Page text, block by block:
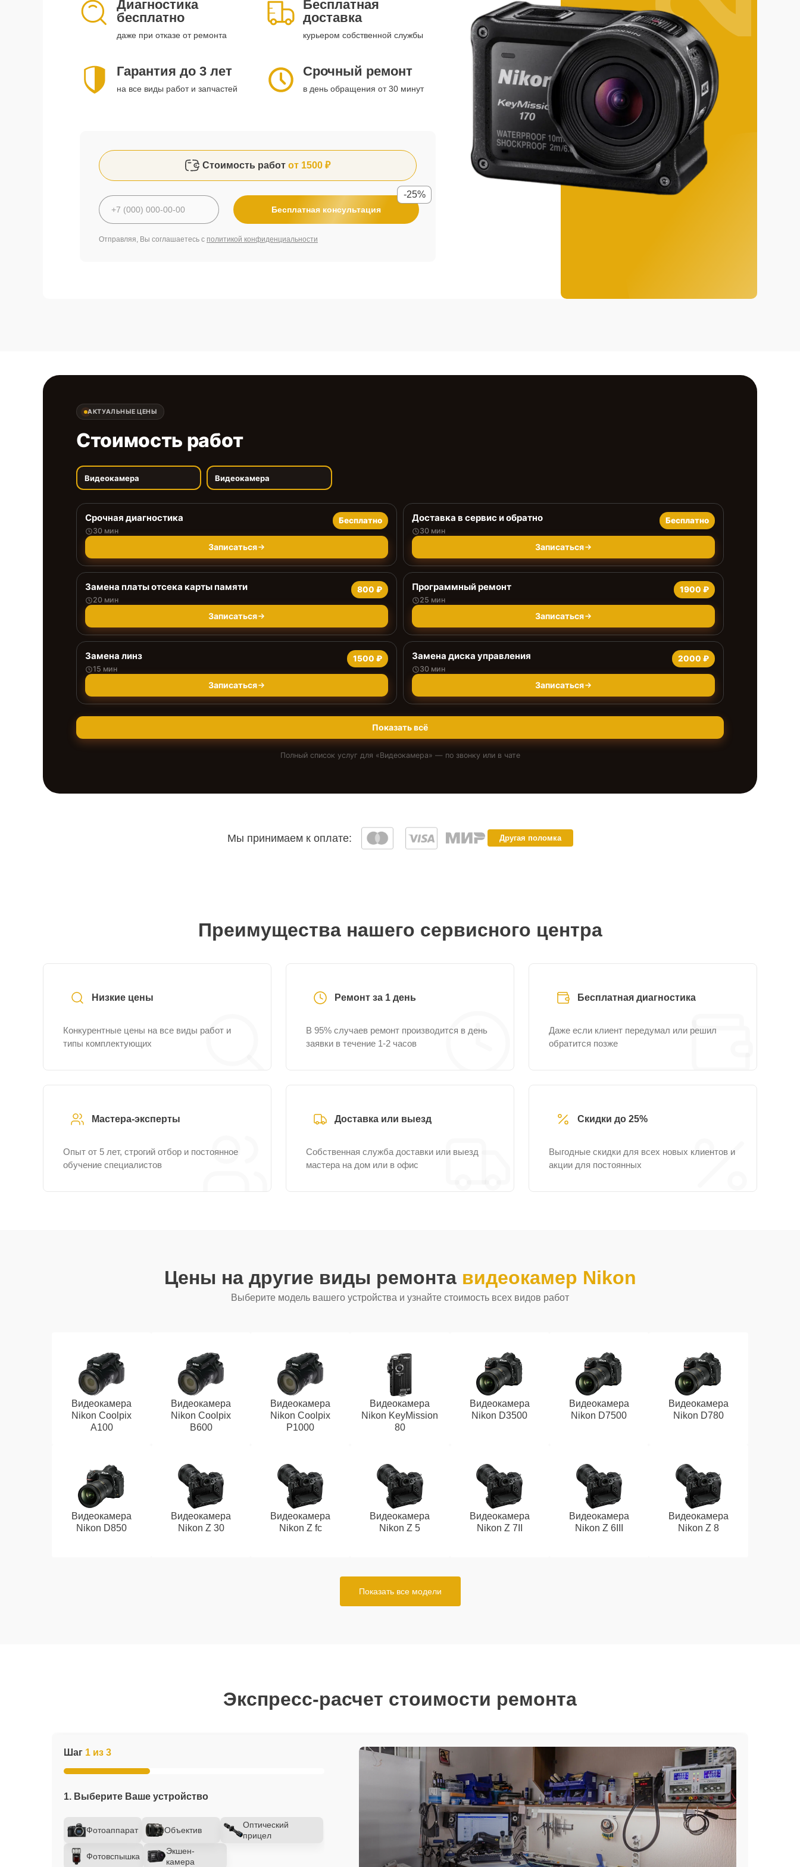
Диагностика
бесплатно
даже при отказе от ремонта
Бесплатная
доставка
курьером собственной службы
Гарантия до 3 лет
на все виды работ и запчастей
Срочный ремонт
в день обращения от 30 минут
Стоимость работ от 1500 ₽
Бесплатная консультация
-25%
Отправляя, Вы соглашаетесь с политикой конфиденциальности
АКТУАЛЬНЫЕ ЦЕНЫ
Стоимость работ
Видеокамера Видеокамера
Срочная диагностика
30 мин
Бесплатно
Записаться
Доставка в сервис и обратно
30 мин
Бесплатно
Записаться
Замена платы отсека карты памяти
20 мин
800 ₽
Записаться
Программный ремонт
25 мин
1900 ₽
Записаться
Замена линз
15 мин
1500 ₽
Записаться
Замена диска управления
30 мин
2000 ₽
Записаться
Показать всё
Полный список услуг для «Видеокамера» — по звонку или в чате
Мы принимаем к оплате: Другая поломка
Преимущества нашего сервисного центра
Низкие цены
Конкурентные цены на все виды работ и
типы комплектующих
Ремонт за 1 день
В 95% случаев ремонт производится в день
заявки в течение 1-2 часов
Бесплатная диагностика
Даже если клиент передумал или решил
обратится позже
Мастера-эксперты
Опыт от 5 лет, строгий отбор и постоянное
обучение специалистов
Доставка или выезд
Собственная служба доставки или выезд
мастера на дом или в офис
Скидки до 25%
Выгодные скидки для всех новых клиентов и
акции для постоянных
Цены на другие виды ремонта видеокамер Nikon
Выберите модель вашего устройства и узнайте стоимость всех видов работ
Видеокамера
Nikon Coolpix
A100
Видеокамера
Nikon Coolpix
B600
Видеокамера
Nikon Coolpix
P1000
Видеокамера
Nikon KeyMission
80
Видеокамера
Nikon D3500
Видеокамера
Nikon D7500
Видеокамера
Nikon D780
Видеокамера
Nikon D850
Видеокамера
Nikon Z 30
Видеокамера
Nikon Z fc
Видеокамера
Nikon Z 5
Видеокамера
Nikon Z 7II
Видеокамера
Nikon Z 6III
Видеокамера
Nikon Z 8
Показать все модели
Экспресс-расчет стоимости ремонта
Шаг 1 из 3
1. Выберите Ваше устройство
Фотоаппарат Объектив
Оптический
прицел
Фотовспышка
Экшен-
камера